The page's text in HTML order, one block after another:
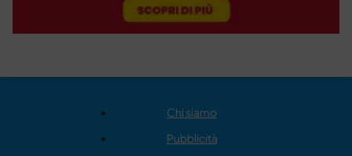
Chi siamo
Pubblicità